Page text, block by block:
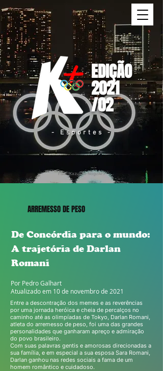
EDIÇÃO
2021
/02
- Esportes -
Foto: Kazuhiro Nogi/AFP
ARREMESSO DE PESO
De Concórdia para o mundo:
A trajetória de Darlan
Romani
Por Pedro Galhart
Atualizado em 10 de novembro de 2021
Entre a descontração dos memes e as reverências
por uma jornada heróica e cheia de percalços no
caminho até as olimpíadas de Tokyo, Darlan Romani,
atleta do arremesso de peso, foi uma das grandes
personalidades que ganharam apreço e admiração
do povo brasileiro.
Com suas palavras gentis e amorosas direcionadas a
sua família, e em especial a sua esposa Sara Romani,
Darlan ganhou nas redes sociais a fama de um
homem romântico e cuidadoso.